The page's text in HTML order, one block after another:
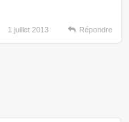
1 juillet 2013 Répondre